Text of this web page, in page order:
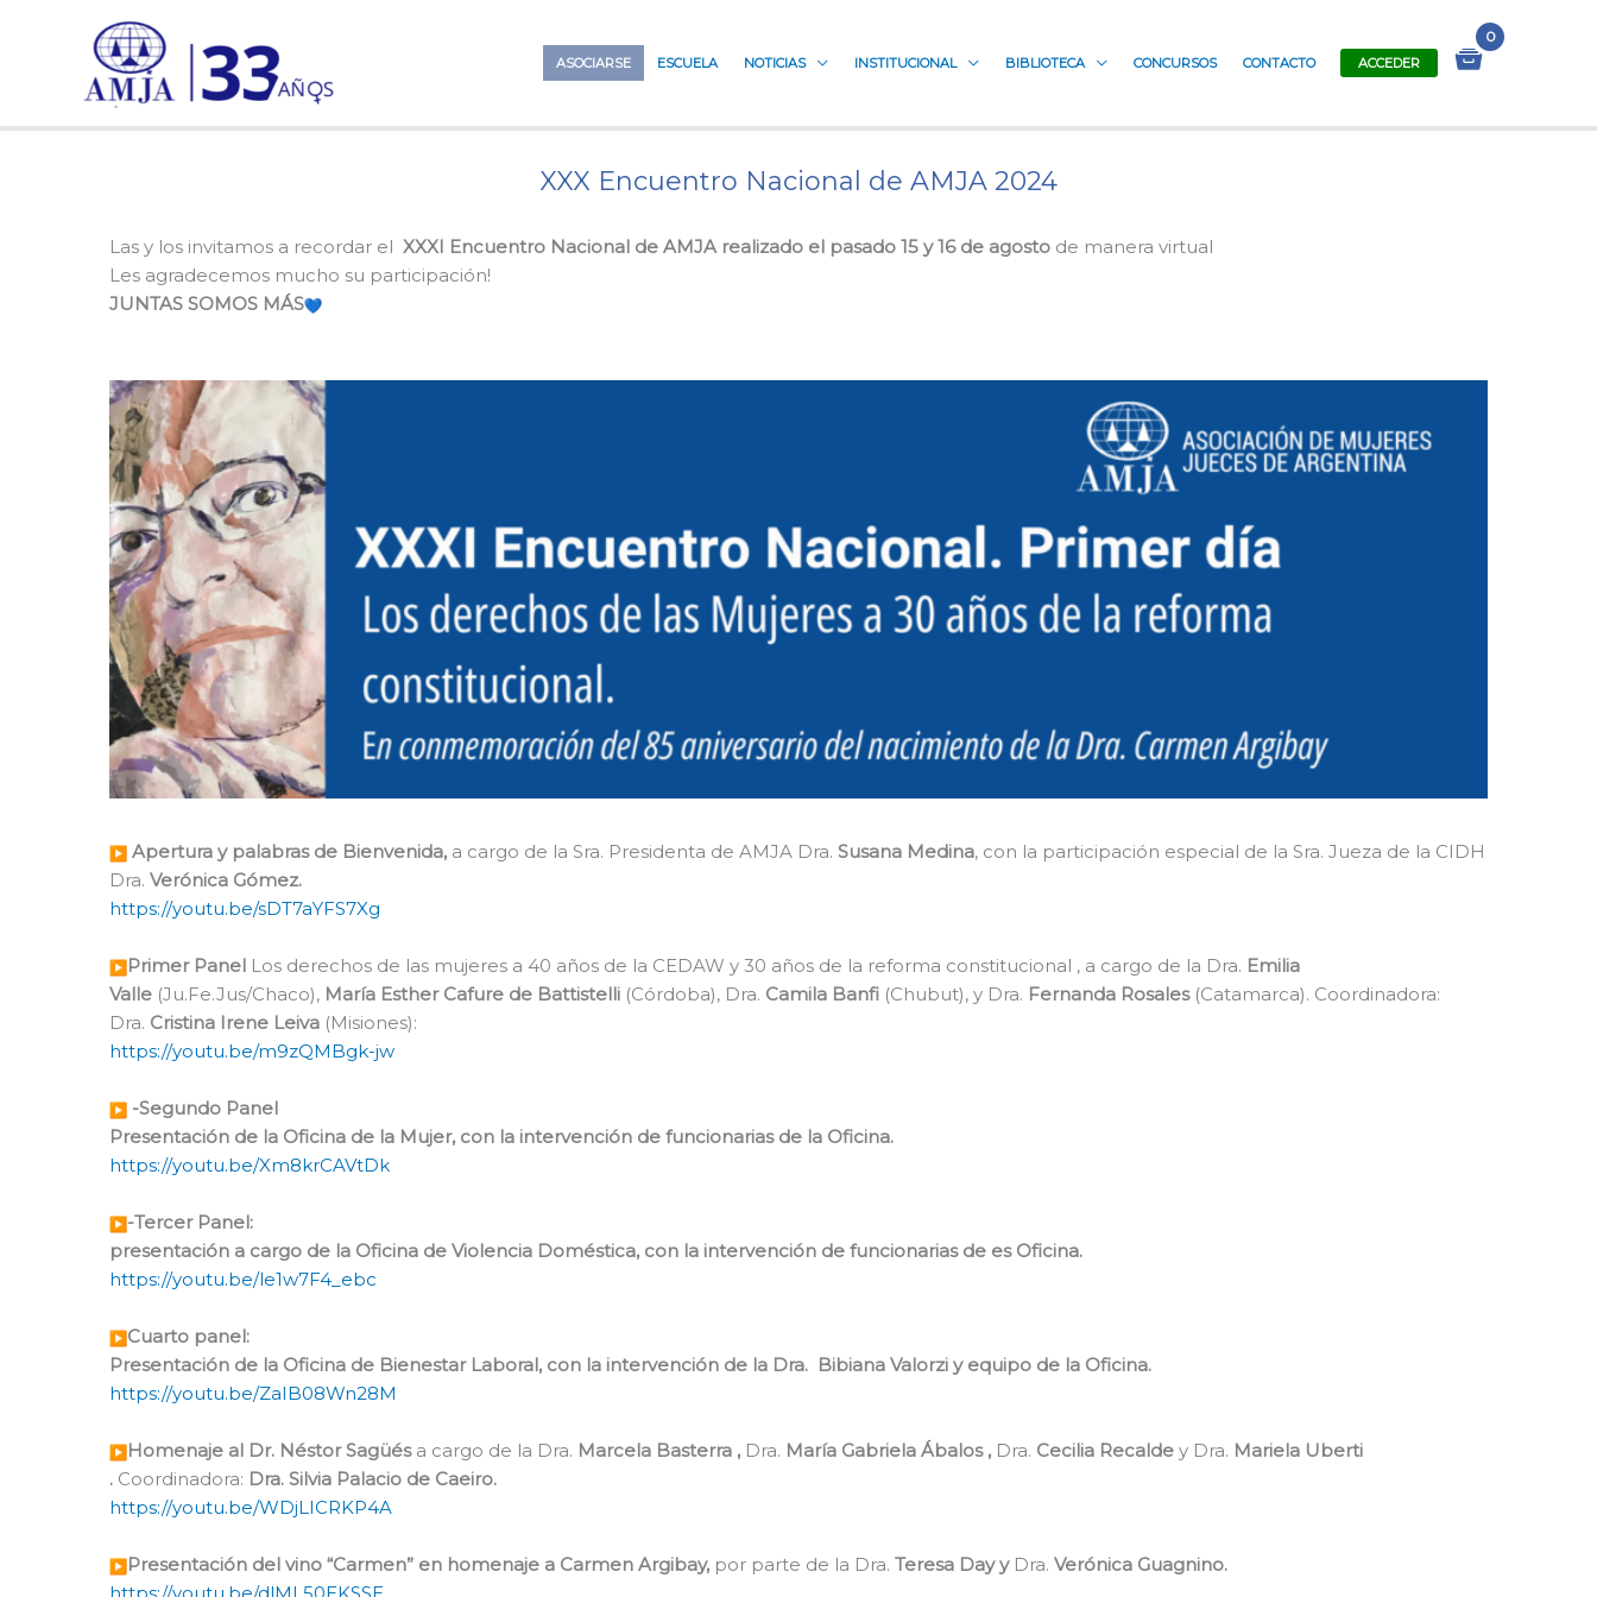
ASOCIARSE ESCUELA NOTICIAS INSTITUCIONAL BIBLIOTECA CONCURSOS CONTACTO ACCEDER
XXX Encuentro Nacional de AMJA 2024
Las y los invitamos a recordar el XXXI Encuentro Nacional de AMJA realizado el pasado 15 y 16 de agosto de manera virtual
Les agradecemos mucho su participación!
JUNTAS SOMOS MÁS
Apertura y palabras de Bienvenida, a cargo de la Sra. Presidenta de AMJA Dra. Susana Medina, con la participación especial de la Sra. Jueza de la CIDH
Dra. Verónica Gómez.
https://youtu.be/sDT7aYFS7Xg
Primer Panel Los derechos de las mujeres a 40 años de la CEDAW y 30 años de la reforma constitucional , a cargo de la Dra. Emilia
Valle (Ju.Fe.Jus/Chaco), María Esther Cafure de Battistelli (Córdoba), Dra. Camila Banfi (Chubut), y Dra. Fernanda Rosales(Catamarca). Coordinadora:
Dra. Cristina Irene Leiva (Misiones):
https://youtu.be/m9zQMBgk-jw
-Segundo Panel
Presentación de la Oficina de la Mujer, con la intervención de funcionarias de la Oficina.
https://youtu.be/Xm8krCAVtDk
-Tercer Panel:
presentación a cargo de la Oficina de Violencia Doméstica, con la intervención de funcionarias de es Oficina.
https://youtu.be/le1w7F4_ebc
Cuarto panel:
Presentación de la Oficina de Bienestar Laboral, con la intervención de la Dra. Bibiana Valorzi y equipo de la Oficina.
https://youtu.be/ZaIB08Wn28M
Homenaje al Dr. Néstor Sagüés a cargo de la Dra. Marcela Basterra , Dra. María Gabriela Ábalos , Dra. Cecilia Recalde y Dra. Mariela Uberti
. Coordinadora: Dra. Silvia Palacio de Caeiro.
https://youtu.be/WDjLICRKP4A
Presentación del vino “Carmen” en homenaje a Carmen Argibay, por parte de la Dra. Teresa Day y Dra. Verónica Guagnino.